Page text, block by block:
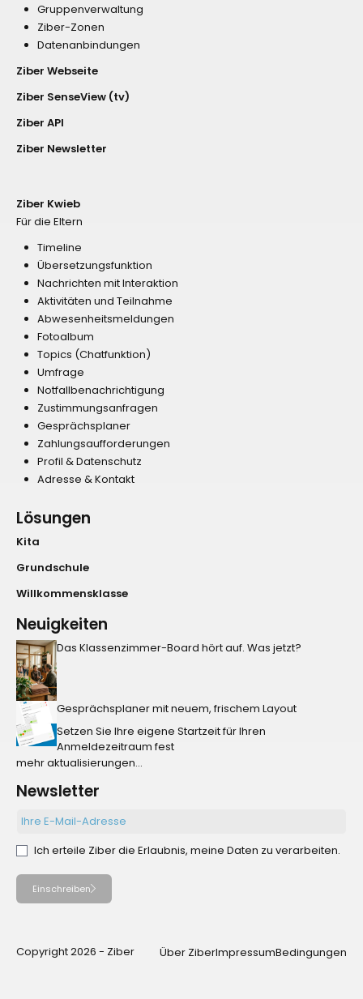
Gruppenverwaltung
Ziber-Zonen
Datenanbindungen
Ziber Webseite
Ziber SenseView (tv)
Ziber API
Ziber Newsletter
Ziber Kwieb
Für die Eltern
Timeline
Übersetzungsfunktion
Nachrichten mit Interaktion
Aktivitäten und Teilnahme
Abwesenheitsmeldungen
Fotoalbum
Topics (Chatfunktion)
Umfrage
Notfallbenachrichtigung
Zustimmungsanfragen
Gesprächsplaner
Zahlungsaufforderungen
Profil & Datenschutz
Adresse & Kontakt
Lösungen
Kita
Grundschule
Willkommensklasse
Neuigkeiten
Das Klassenzimmer-Board hört auf. Was jetzt?
Gesprächsplaner mit neuem, frischem Layout
Setzen Sie Ihre eigene Startzeit für Ihren
Anmeldezeitraum fest
mehr aktualisierungen...
Newsletter
Ich erteile Ziber die Erlaubnis, meine Daten zu verarbeiten.
Einschreiben
Copyright 2026 - Ziber Über ZiberImpressumBedingungen